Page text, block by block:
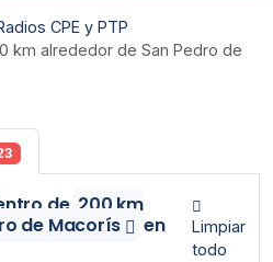
CPE y PTP
km alrededor de San Pedro de
de 200 km
de Macorís
en
Limpiar
todo